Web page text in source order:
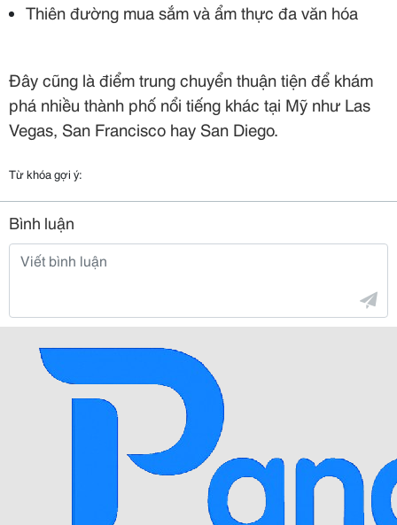
Thiên đường mua sắm và ẩm thực đa văn hóa
Đây cũng là điểm trung chuyển thuận tiện để khám
phá nhiều thành phố nổi tiếng khác tại Mỹ như Las
Vegas, San Francisco hay San Diego.
Từ khóa gợi ý:
Bình luận